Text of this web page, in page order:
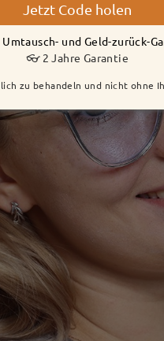
Jetzt Code holen
Umtausch- und Geld-zurück-
👓 2 Jahre Garantie
zu behandeln und nicht ohne